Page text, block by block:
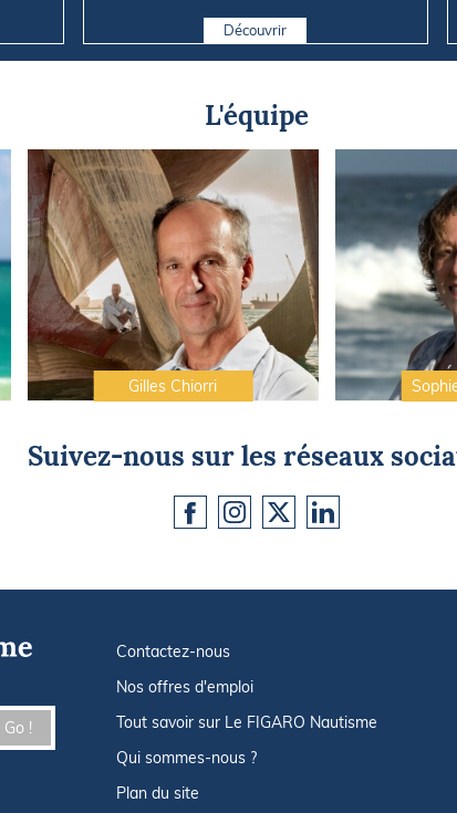
Découvrir
L'équipe
Gilles Chiorri
Suivez-nous sur les réseaux
Go !
Contactez-nous
Nos offres d'emploi
Tout savoir sur Le FIGARO Nautisme
Qui sommes-nous ?
Plan du site